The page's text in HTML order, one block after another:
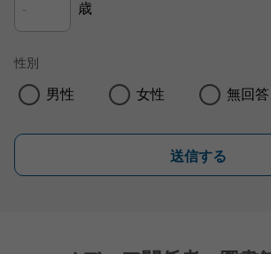
歳
性別
男性 女性 無回答
送信する